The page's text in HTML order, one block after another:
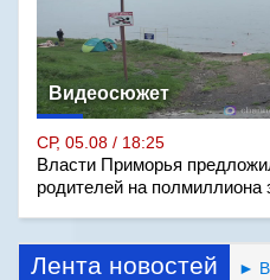
Видеосюжет
СР, 05.08 / 18:25
Власти Приморья
родителей на полмиллиона
Лента новостей ►